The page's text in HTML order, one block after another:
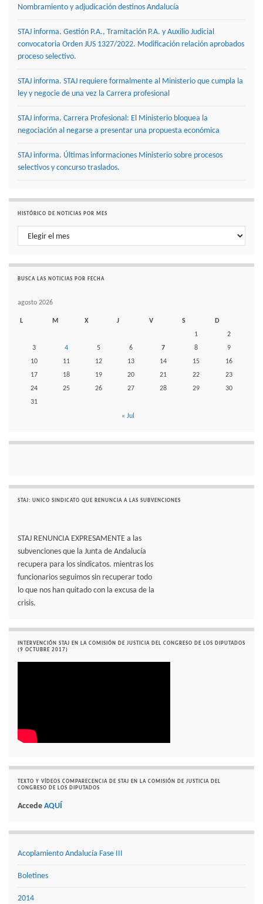
Nombramiento y adjudicación destinos Andalucía
STAJ informa. Gestión P.A., Tramitación P.A. y Auxilio Judicial
convocatoria Orden JUS 1327/2022. Modificación relación aprobados
proceso selectivo.
STAJ informa. STAJ requiere formalmente al Ministerio que cumpla la
ley y negocie de una vez la Carrera profesional
STAJ informa. Carrera Profesional: El Ministerio bloquea la
negociación al negarse a presentar una propuesta económica
STAJ informa. Últimas informaciones Ministerio sobre procesos
selectivos y concurso traslados.
HISTÓRICO DE NOTICIAS POR MES
Histórico de noticias por mes
BUSCA LAS NOTICIAS POR FECHA
agosto 2026
L M X J V S
D
1
2
3
4 5 6 7 8
9
10
11 12 13 14 15
16
17
18 19 20 21 22
23
24
25 26 27 28 29
30
31
« Jul
STAJ: UNICO SINDICATO QUE RENUNCIA A LAS SUBVENCIONES
STAJ RENUNCIA EXPRESAMENTE a las
subvenciones que la Junta de Andalucía
recupera para los sindicatos. mientras los
funcionarios seguimos sin recuperar todo
lo que nos han quitado con la excusa de la
crisis.
INTERVENCIÓN STAJ EN LA COMISIÓN DE JUSTICIA DEL CONGRESO DE LOS DIPUTADOS
(9 OCTUBRE 2017)
TEXTO Y VÍDEOS COMPARECENCIA DE STAJ EN LA COMISIÓN DE JUSTICIA DEL
CONGRESO DE LOS DIPUTADOS
Accede AQUÍ
Acoplamiento Andalucía Fase III
Boletines
2014